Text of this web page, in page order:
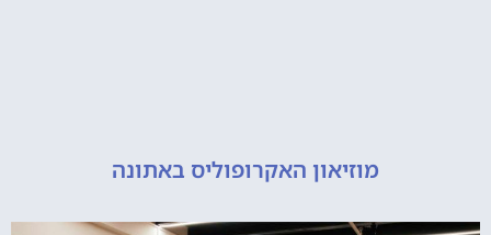
מוזיאון האקרופוליס באתונה